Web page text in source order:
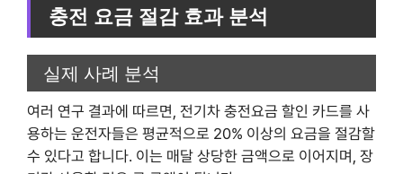
충전 요금 절감 효과 분석
실제 사례 분석
여러 연구 결과에 따르면, 전기차 충전요금 할인 카드를 사
용하는 운전자들은 평균적으로 20% 이상의 요금을 절감할
수 있다고 합니다. 이는 매달 상당한 금액으로 이어지며, 장